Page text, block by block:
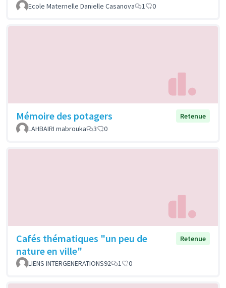
Ecole Maternelle Danielle Casanova
1 0
Mémoire des potagers
Retenue
LAHBAIRI mabrouka
3 0
Cafés thématiques "un peu de
nature en ville"
Retenue
LIENS INTERGENERATIONS92 1 0